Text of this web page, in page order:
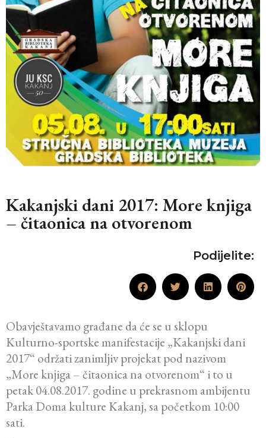
Kakanjski dani 2017: More knjiga
– čitaonica na otvorenom
Podijelite:
Obavještavamo građane da će se u sklopu
Kulturno-sportske manifestacije „Kakanjski dani
2017“ održati zanimljiv projekat pod nazivom
„More knjiga – čitaonica na otvorenom“ i to u
petak 04.08.2017. godine u prekrasnom ambijentu
Parka Doma kulture Kakanj, sa početkom 10:00
sati.